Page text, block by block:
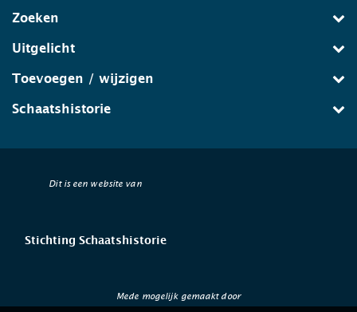
Zoeken
Uitgelicht
Toevoegen / wijzigen
Schaatshistorie
Dit is een website van
Stichting Schaatshistorie
Mede mogelijk gemaakt door